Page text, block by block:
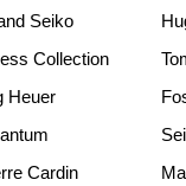
Seiko
Collection
Heuer
Cardin